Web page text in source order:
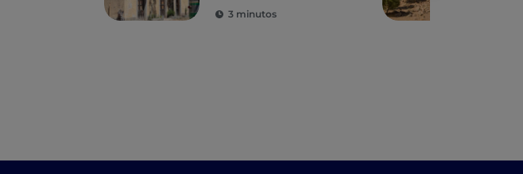
lentitud
3 minutos